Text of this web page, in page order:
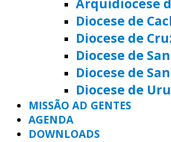
Arquidiocese
Diocese de
Diocese de
Diocese de
Diocese de
Diocese de
MISSÃO AD GENTES
AGENDA
DOWNLOADS